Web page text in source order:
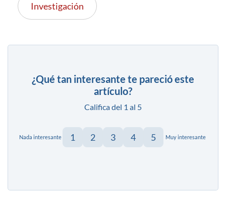
Investigación
¿Qué tan interesante te pareció este
artículo?
Califica del 1 al 5
Nada interesante 1 2 3 4 5 Muy interesante